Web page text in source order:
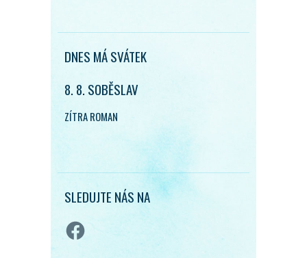
DNES MÁ SVÁTEK
8. 8. SOBĚSLAV
ZÍTRA ROMAN
SLEDUJTE NÁS NA
Facebook